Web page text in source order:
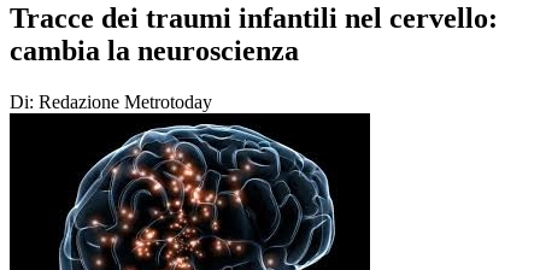
Tracce dei traumi infantili nel cervello:
cambia la neuroscienza
Di: Redazione Metrotoday